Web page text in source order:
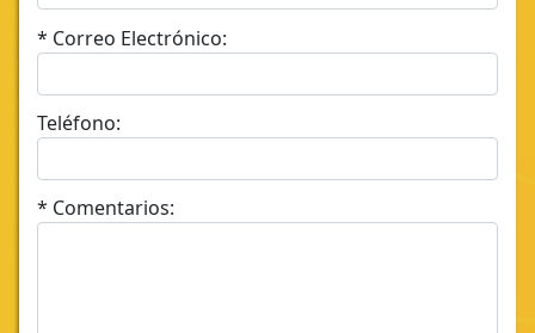
* Correo Electrónico:
Teléfono:
* Comentarios: